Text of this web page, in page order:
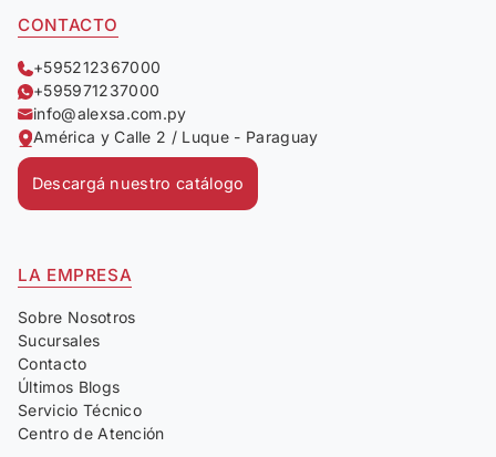
CONTACTO
+595212367000
+595971237000
info@alexsa.com.py
América y Calle 2 / Luque - Paraguay
Descargá nuestro catálogo
LA EMPRESA
Sobre Nosotros
Sucursales
Contacto
Últimos Blogs
Servicio Técnico
Centro de Atención